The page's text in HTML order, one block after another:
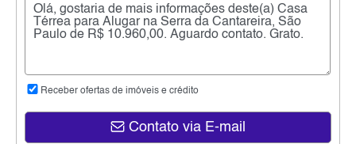
Receber ofertas de imóveis e crédito
Contato via E-mail